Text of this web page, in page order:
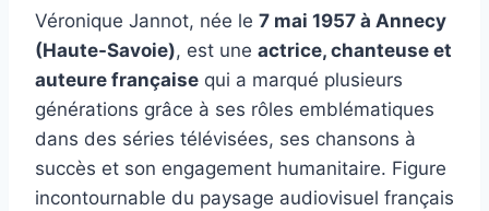
Véronique Jannot, née le 7 mai 1957 à Annecy
(Haute-Savoie), est une actrice, chanteuse et
auteure française qui a marqué plusieurs
générations grâce à ses rôles emblématiques
dans des séries télévisées, ses chansons à
succès et son engagement humanitaire. Figure
incontournable du paysage audiovisuel français